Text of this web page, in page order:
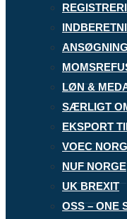
LØN &
SÆRLIGT
EKSPORT
VOEC
NUF NORGE
UK BREXIT
OSS – ONE